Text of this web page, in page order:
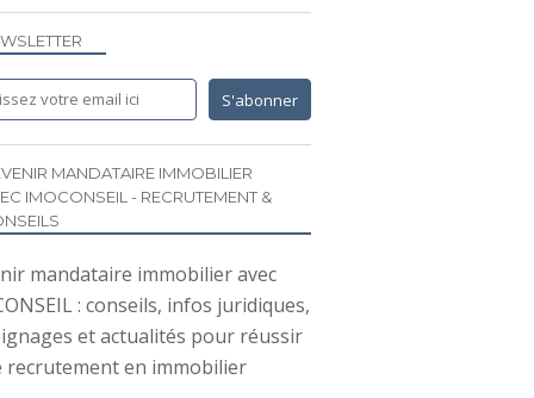
MANDATAIRE IMMOBILIER
IMOCONSEIL - RECRUTEMENT &
mandataire immobilier avec
: conseils, infos juridiques,
et actualités pour réussir
recrutement en immobilier